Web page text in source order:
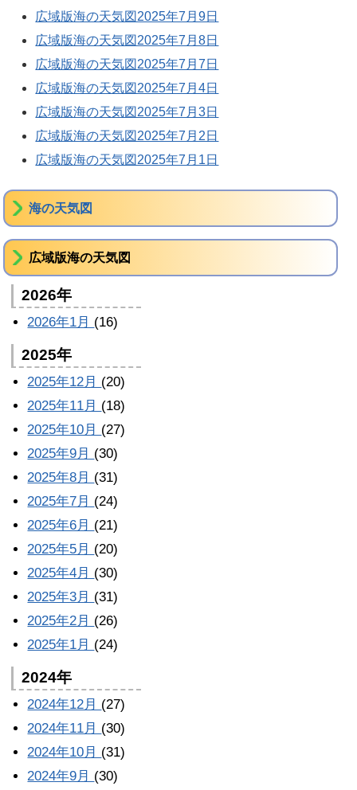
広域版海の天気図2025年7月9日
広域版海の天気図2025年7月8日
広域版海の天気図2025年7月7日
広域版海の天気図2025年7月4日
広域版海の天気図2025年7月3日
広域版海の天気図2025年7月2日
広域版海の天気図2025年7月1日
海の天気図
広域版海の天気図
2026年
2026年1月 (16)
2025年
2025年12月 (20)
2025年11月 (18)
2025年10月 (27)
2025年9月 (30)
2025年8月 (31)
2025年7月 (24)
2025年6月 (21)
2025年5月 (20)
2025年4月 (30)
2025年3月 (31)
2025年2月 (26)
2025年1月 (24)
2024年
2024年12月 (27)
2024年11月 (30)
2024年10月 (31)
2024年9月 (30)